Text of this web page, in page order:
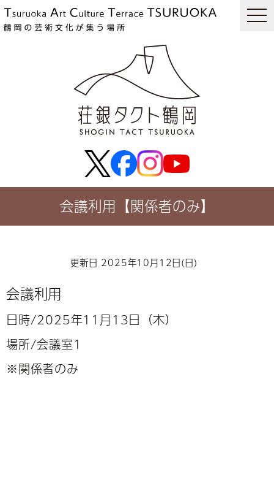
会議利用【関係者のみ】
更新日 2025年10月12日(日)
会議利用
日時/2025年11月13日（木）
場所/会議室1
※関係者のみ